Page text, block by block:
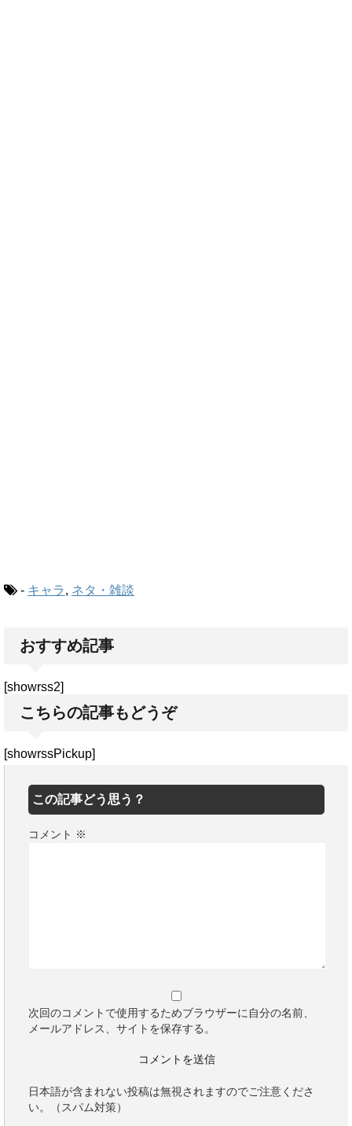
- キャラ, ネタ・雑談
おすすめ記事
[showrss2]
こちらの記事もどうぞ
[showrssPickup]
この記事どう思う？
コメント ※
次回のコメントで使用するためブラウザーに自分の名前、
メールアドレス、サイトを保存する。
日本語が含まれない投稿は無視されますのでご注意くださ
い。（スパム対策）